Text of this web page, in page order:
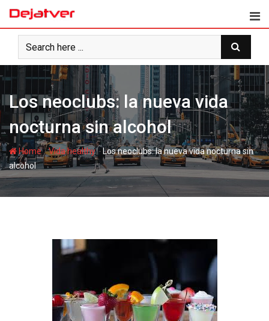
Skip
content
Los neoclubs: la nueva vida
nocturna sin alcohol
Home-Vida healthy-Los neoclubs: la nueva vida nocturna sin
alcohol